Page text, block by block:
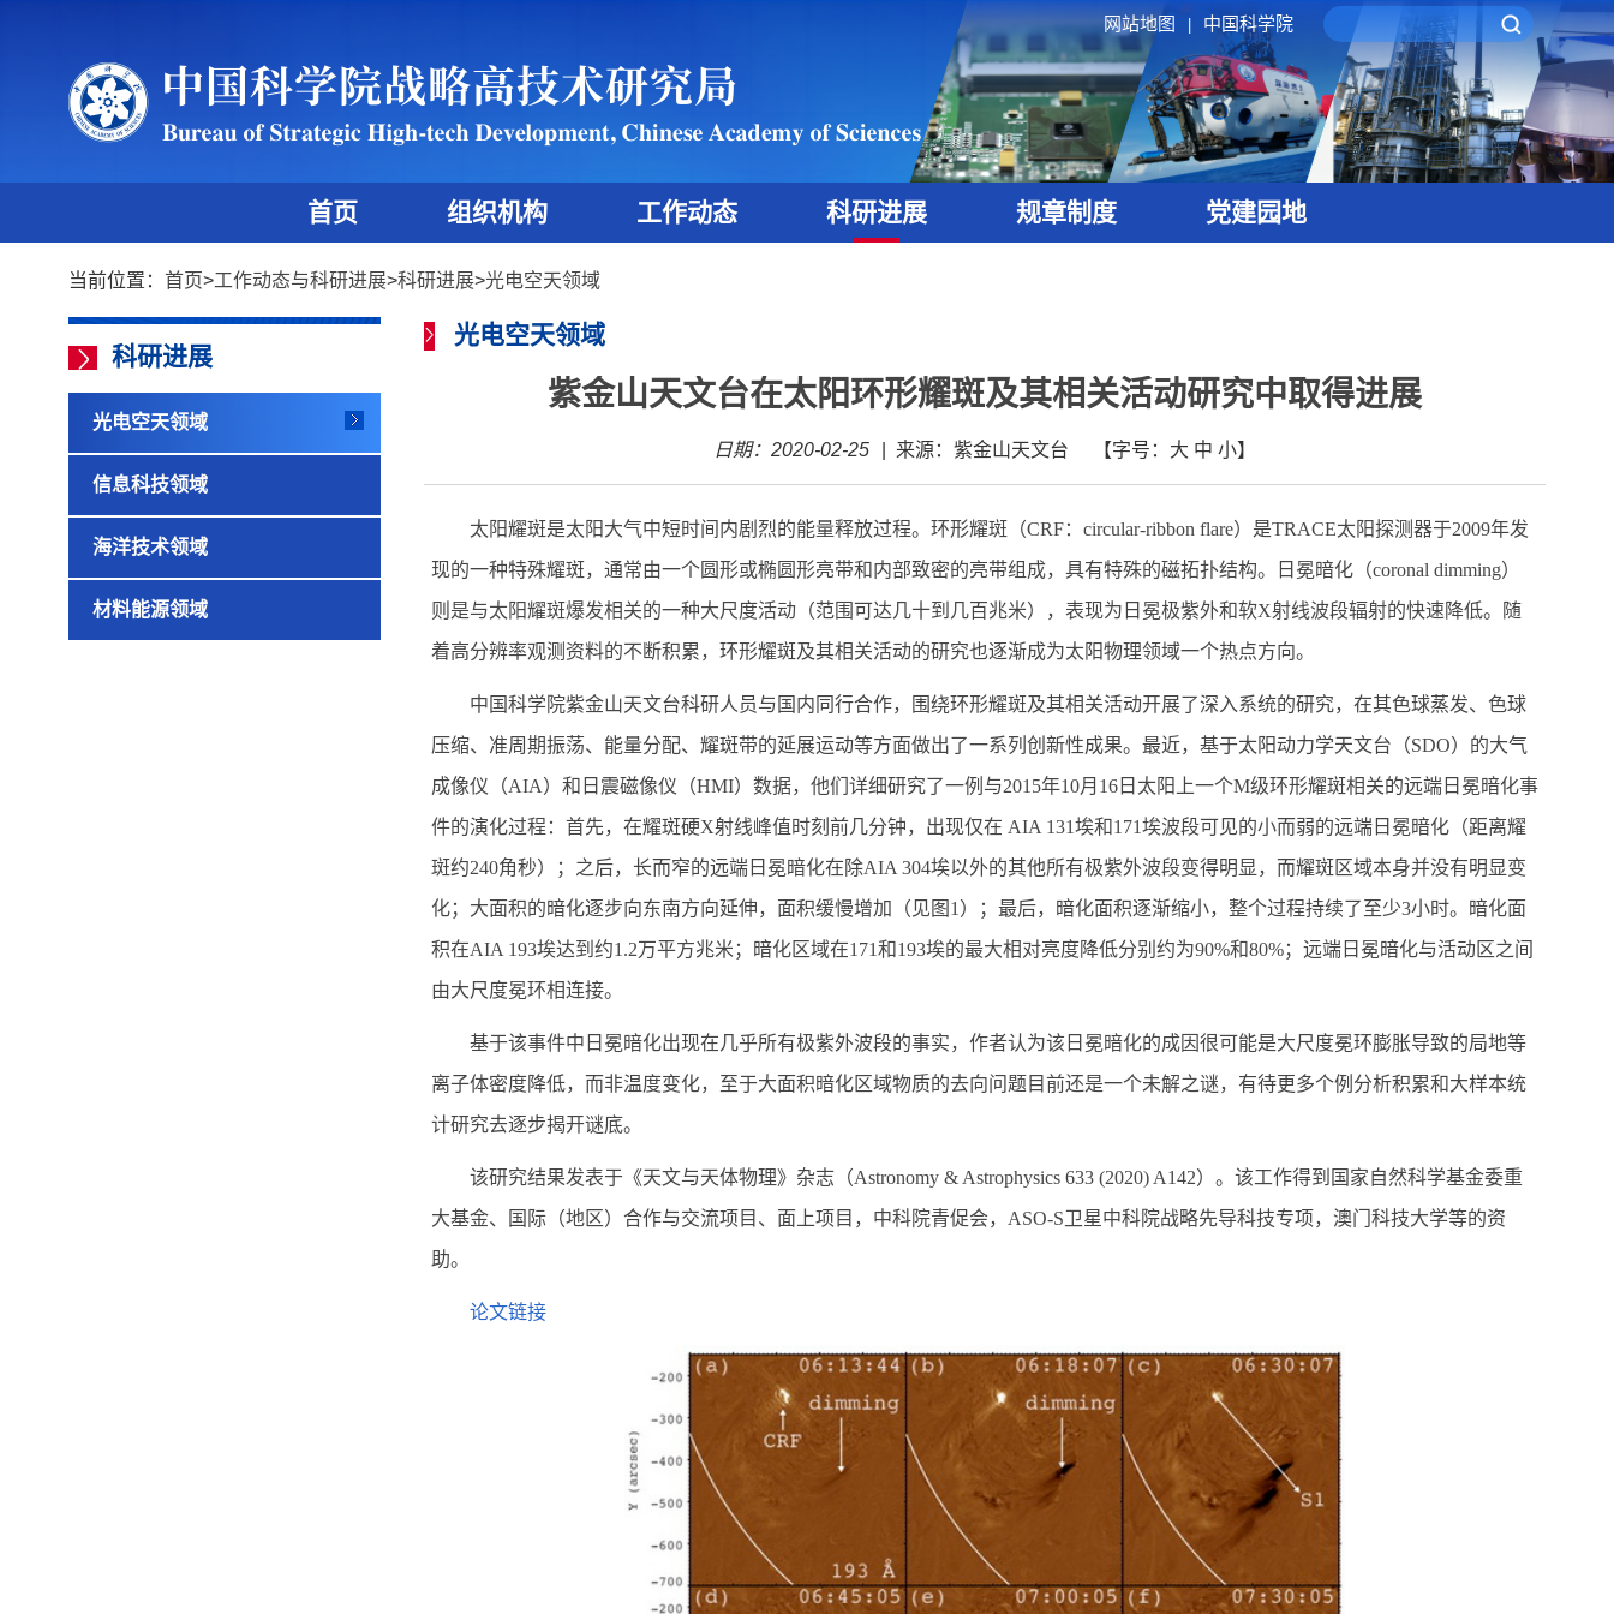
网站地图 中国科学院
首页 组织机构 工作动态 科研进展 规章制度 党建园地
当前位置： 首页>工作动态与科研进展>科研进展>光电空天领域
科研进展
光电空天领域
信息科技领域
海洋技术领域
材料能源领域
光电空天领域
紫金山天文台在太阳环形耀斑及其相关活动研究中取得进展
日期：2020-02-25 来源：紫金山天文台 【字号： 大 中 小】
太阳耀斑是太阳大气中短时间内剧烈的能量释放过程。环形耀斑（CRF： circular-ribbon flare）是TRACE太阳探测器于2009年发
现的一种特殊耀斑，通常由一个圆形或椭圆形亮带和内部致密的亮带组成，具有特殊的磁拓扑结构。日冕暗化（coronal dimming）
则是与太阳耀斑爆发相关的一种大尺度活动（范围可达几十到几百兆米），表现为日冕极紫外和软X射线波段辐射的快速降低。随
着高分辨率观测资料的不断积累，环形耀斑及其相关活动的研究也逐渐成为太阳物理领域一个热点方向。
中国科学院紫金山天文台科研人员与国内同行合作，围绕环形耀斑及其相关活动开展了深入系统的研究，在其色球蒸发、色球
压缩、准周期振荡、能量分配、耀斑带的延展运动等方面做出了一系列创新性成果。最近，基于太阳动力学天文台（SDO）的大气
成像仪（AIA）和日震磁像仪（HMI）数据，他们详细研究了一例与2015年10月 16日太阳上一个M级环形耀斑相关的远端日冕暗化事
件的演化过程：首先，在耀斑硬X射线峰值时刻前几分钟，出现仅在 AIA 131埃和171埃波段可见的小而弱的远端日冕暗化（距离耀
斑约240角秒）；之后，长而窄的远端日冕暗化在除AIA 304埃以外的其他所有极紫外波段变得明显，而耀斑区域本身并没有明显变
化；大面积的暗化逐步向东南方向延伸，面积缓慢增加（见图 1 ）；最后，暗化面积逐渐缩小，整个过程持续了至少3小时。暗化面
积在AIA 193埃达到约1.2万平方兆米；暗化区域在171和193埃的最大相对亮度降低分别约为90%和80%；远端日冕暗化与活动区之间
由大尺度冕环相连接。
基于该事件中日冕暗化出现在几乎所有极紫外波段的事实，作者认为该日冕暗化的成因很可能是大尺度冕环膨胀导致的局地等
离子体密度降低，而非温度变化，至于大面积暗化区域物质的去向问题目前还是一个未解之谜，有待更多个例分析积累和大样本统
计研究去逐步揭开谜底。
该研究结果发表于《天文与天体物理》杂志（Astronomy & Astrophysics 633 (2020) A142）。该工作得到国家自然科学基金委重
大基金、国际（地区）合作与交流项目、面上项目，中科院青促会， ASO-S卫星中科院战略先导科技专项，澳门科技大学等的资
助。
论文链接